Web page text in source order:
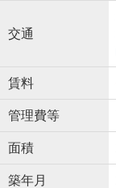
交通
賃料
管理費等
面積
築年月